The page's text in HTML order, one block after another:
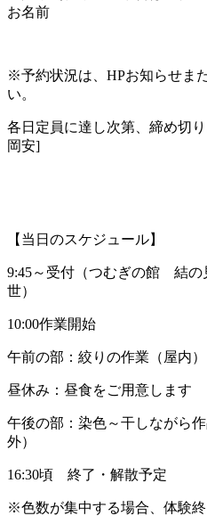
お名前
※予約状況は、HPお知らせま
い。
各日定員に達し次第、締め切
岡安]
【当日のスケジュール】
9:45～受付（つむぎの館 結の
世
10:00作業
午前の部：絞りの作業（
昼休み：昼食を
午後の部：染色～干しながら
外）
16:30頃 終了・解散予定
※色数が集中する場合、体験